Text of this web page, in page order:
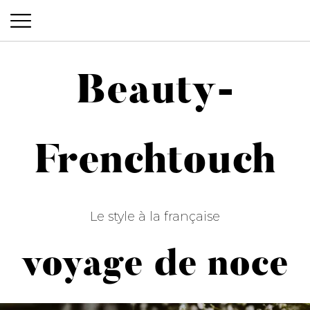
Beauty-Frenchtouch
Beauty-
Frenchtouch
Le style à la française
voyage de noce